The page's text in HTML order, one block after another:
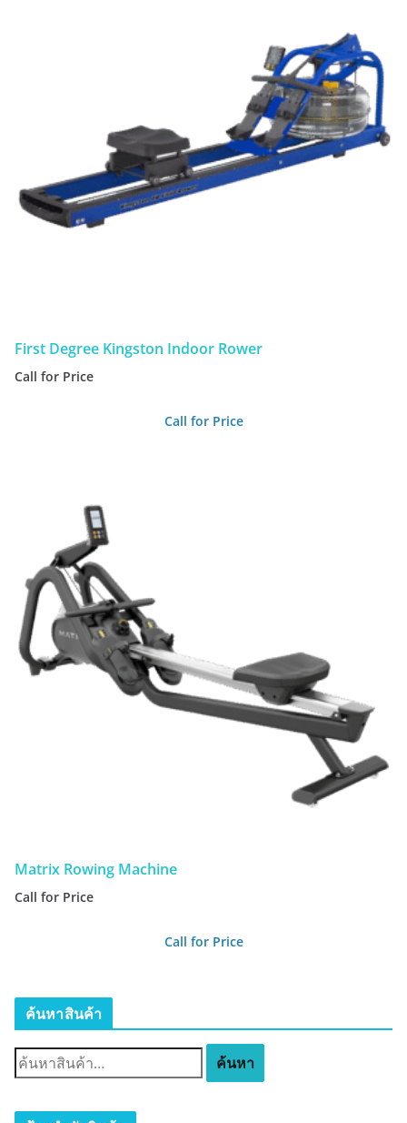
First Degree Kingston Indoor Rower
Call for Price
Call for Price
Matrix Rowing Machine
Call for Price
Call for Price
ค้นหาสินค้า
ค้
น
ค้นหา